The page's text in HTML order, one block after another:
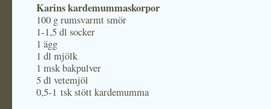
Karins kardemummaskorpor
100 g rumsvarmt smör
1-1,5 dl socker
1 ägg
1 dl mjölk
1 msk bakpulver
5 dl vetemjöl
0,5-1 tsk stött kardemumma